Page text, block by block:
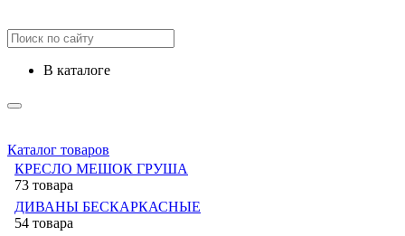
в каталоге
Каталог товаров
КРЕСЛО МЕШОК ГРУША
73 товара
ДИВАНЫ БЕСКАРКАСНЫЕ
54 товара